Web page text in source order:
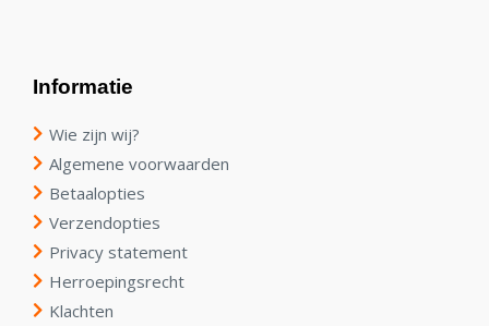
Informatie
Wie zijn wij?
Algemene voorwaarden
Betaalopties
Verzendopties
Privacy statement
Herroepingsrecht
Klachten